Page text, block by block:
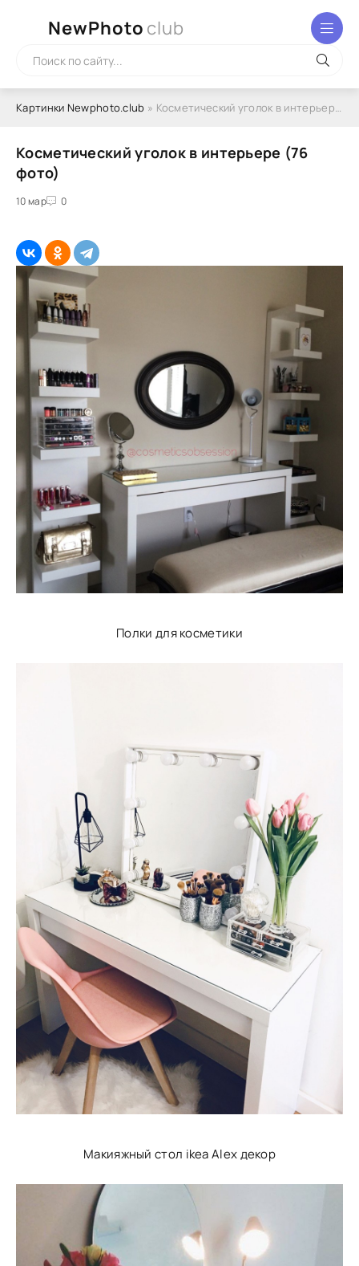
NewPhoto club
Картинки Newphoto.club » Косметический уголок в интерьере (76 фото)
Косметический уголок в интерьере (76
фото)
10 мар 0
Полки для косметики
Макияжный стол ikea Alex декор